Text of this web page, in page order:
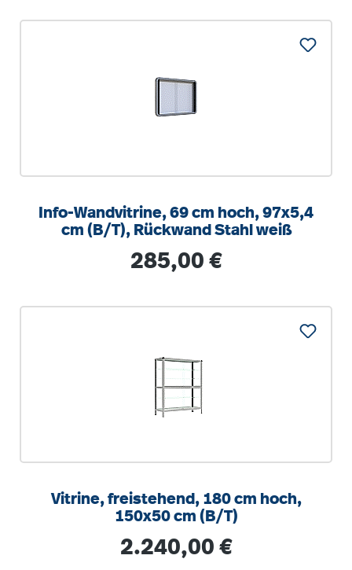
Info-Wandvitrine, 69 cm hoch, 97x5,4
cm (B/T), Rückwand Stahl weiß
Regulärer Preis:
285,00 €
Vitrine, freistehend, 180 cm hoch,
150x50 cm (B/T)
Regulärer Preis:
2.240,00 €